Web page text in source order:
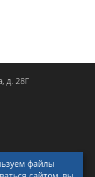
д. 28Г
файлы